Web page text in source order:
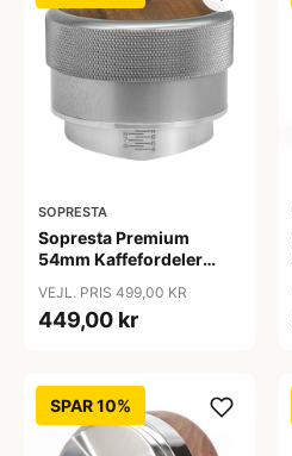
SOPRESTA
Sopresta Premium
54mm Kaffefordeler
Sage Barista serien) -
54mm
VEJL. PRIS 499,00 KR
449,00 kr
SPAR 10%